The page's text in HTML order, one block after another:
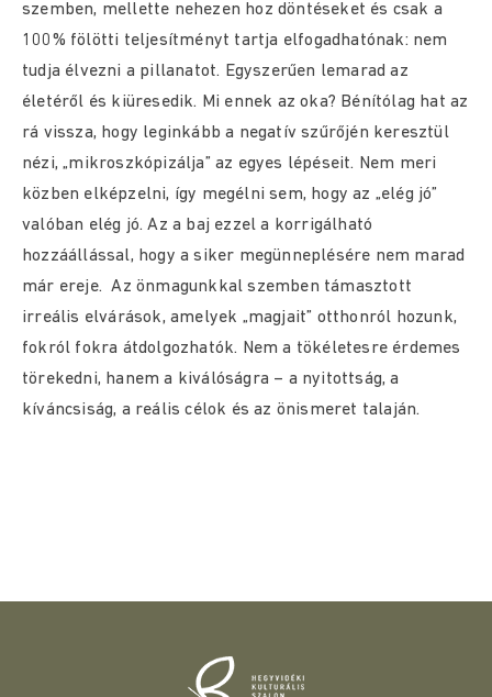
szemben, mellette nehezen hoz döntéseket és csak a
100% fölötti teljesítményt tartja elfogadhatónak: nem
tudja élvezni a pillanatot. Egyszerűen lemarad az
életéről és kiüresedik. Mi ennek az oka? Bénítólag hat az
rá vissza, hogy leginkább a negatív szűrőjén keresztül
nézi, „mikroszkópizálja” az egyes lépéseit. Nem meri
közben elképzelni, így megélni sem, hogy az „elég jó”
valóban elég jó. Az a baj ezzel a korrigálható
hozzáállással, hogy a siker megünneplésére nem marad
már ereje. Az önmagunkkal szemben támasztott
irreális elvárások, amelyek „magjait” otthonról hozunk,
fokról fokra átdolgozhatók. Nem a tökéletesre érdemes
törekedni, hanem a kiválóságra – a nyitottság, a
kíváncsiság, a reális célok és az önismeret talaján.